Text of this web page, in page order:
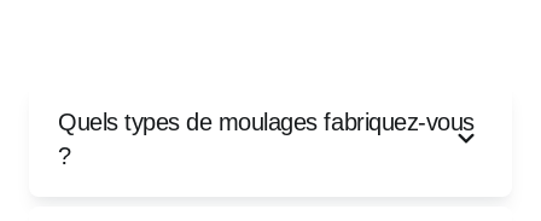
Quels types de moulages fabriquez-vous
?